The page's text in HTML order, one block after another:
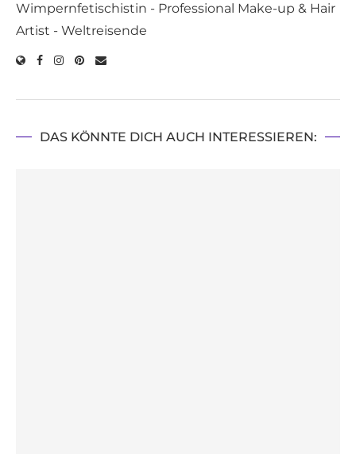
Wimpernfetischistin - Professional Make-up & Hair
Artist - Weltreisende
DAS KÖNNTE DICH AUCH INTERESSIEREN: